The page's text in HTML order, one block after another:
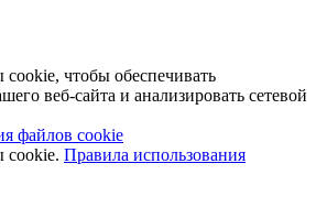
чтобы обеспечивать
веб-сайта и анализировать сетевой
файлов cookie
cookie. Правила использования